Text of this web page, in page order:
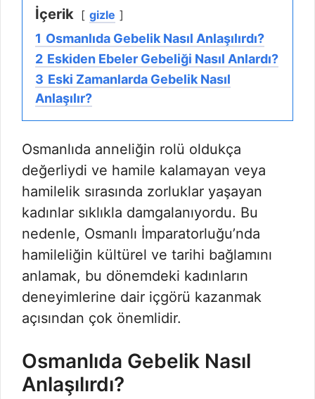
İçerik gizle
1 Osmanlıda Gebelik Nasıl Anlaşılırdı?
2 Eskiden Ebeler Gebeliği Nasıl Anlardı?
3 Eski Zamanlarda Gebelik Nasıl
Anlaşılır?
Osmanlıda anneliğin rolü oldukça
değerliydi ve hamile kalamayan veya
hamilelik sırasında zorluklar yaşayan
kadınlar sıklıkla damgalanıyordu. Bu
nedenle, Osmanlı İmparatorluğu’nda
hamileliğin kültürel ve tarihi bağlamını
anlamak, bu dönemdeki kadınların
deneyimlerine dair içgörü kazanmak
açısından çok önemlidir.
Osmanlıda Gebelik Nasıl
Anlaşılırdı?